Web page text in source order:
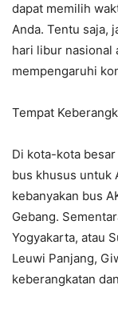
dapat memilih
Anda. Tentu saja,
hari libur nasional
mempengaruhi
Tempat
Di kota-kota
bus khusus untuk
kebanyakan bus
Gebang.
Yogyakarta, atau
Leuwi Panjang,
keberangkatan